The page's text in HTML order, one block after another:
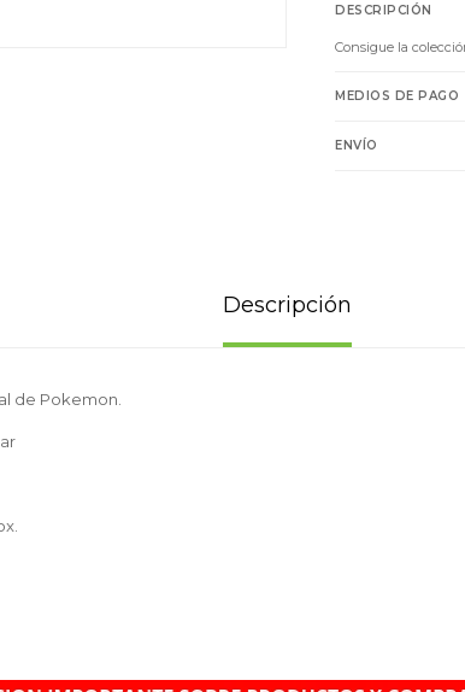
DESCRIPCIÓN
Consigue la
MEDIOS DE PAGO
ENVÍO
Descripción
de Pokemon.